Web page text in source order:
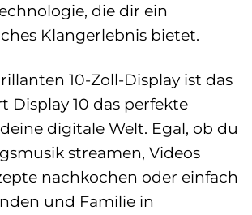
die dir ein
Klangerlebnis bietet.
10-Zoll-Display ist das
Display 10 das perfekte
digitale Welt. Egal, ob du
streamen, Videos
nachkochen oder einfach
und Familie in